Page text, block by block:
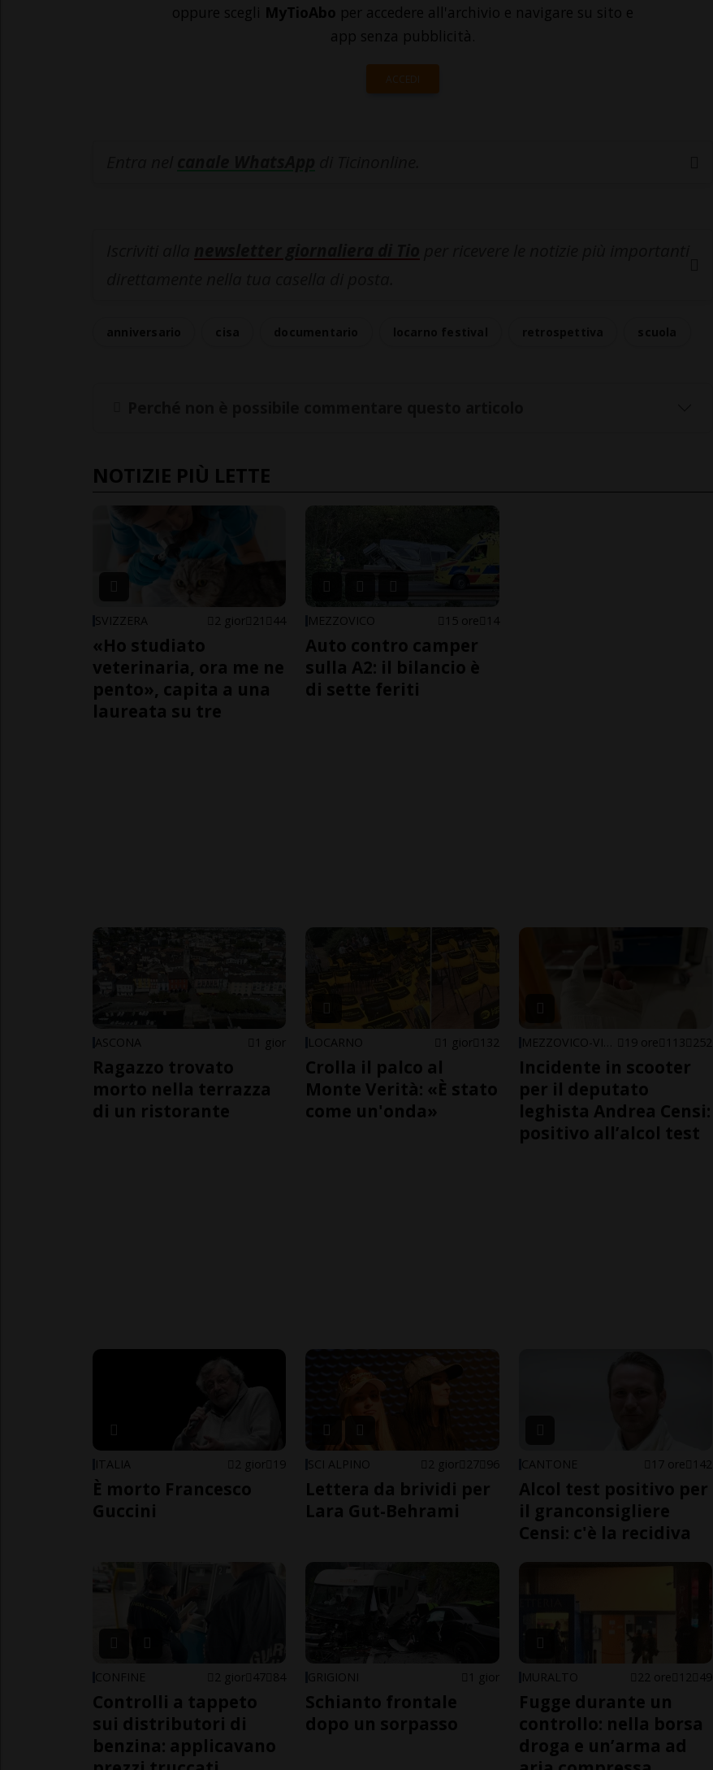
oppure scegli MyTioAbo per accedere all'archivio e navigare su sito e
app senza pubblicità.
ACCEDI
NOTIZIE PIÙ LETTE
SVIZZERA 2 gior 21 44
«Ho studiato
veterinaria, ora me ne
pento», capita a una
laureata su tre
MEZZOVICO 15 ore 14
Auto contro camper
sulla A2: il bilancio è
di sette feriti
ASCONA 1 gior
Ragazzo trovato
morto nella terrazza
di un ristorante
LOCARNO 1 gior 132
Crolla il palco al
Monte Verità: «È stato
come un'onda»
19 ore 113 252
Incidente in scooter
per il deputato
leghista Andrea Censi:
positivo all’alcol test
ITALIA 2 gior 19
È morto Francesco
Guccini
SCI ALPINO 2 gior 27 96
Lettera da brividi per
Lara Gut-Behrami
CANTONE 17 ore 142
Alcol test positivo per
il granconsigliere
Censi: c'è la recidiva
CONFINE 2 gior 47 84
Controlli a tappeto
sui distributori di
benzina: applicavano
GRIGIONI 1 gior
Schianto frontale
dopo un sorpasso
MURALTO 22 ore 12 49
Fugge durante un
controllo: nella borsa
droga e un’arma ad